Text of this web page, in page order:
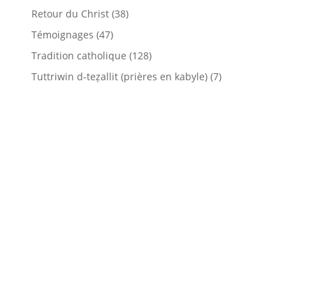
Retour du Christ(38)
Témoignages (47)
Tradition catholique (128)
Tuttriwin d-teẓallit (prières en kabyle)(7)